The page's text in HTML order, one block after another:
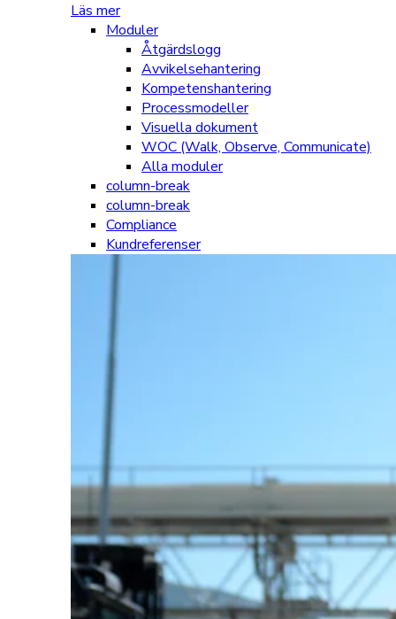
Läs mer
Moduler
Åtgärdslogg
Avvikelsehantering
Kompetenshantering
Processmodeller
Visuella dokument
WOC (Walk, Observe, Communicate)
Alla moduler
column-break
column-break
Compliance
Kundreferenser